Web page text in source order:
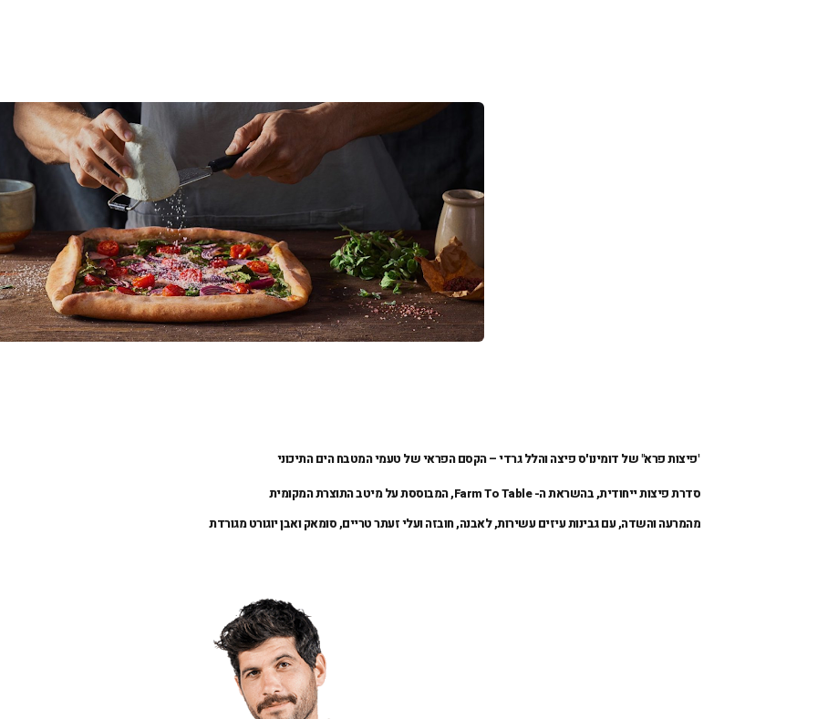
"פיצות פרא" של דומינו'ס פיצה והלל גרדי – הקסם הפראי של טעמי המטבח הים התיכוני
סדרת פיצות ייחודית, בהשראת ה- Farm To Table, המבוססת על מיטב התוצרת המקומית
מהמרעה והשדה, עם גבינות עיזים עשירות, לאבנה, חובזה ועלי זעתר טריים, סומאק ואבן יוגורט מגורדת